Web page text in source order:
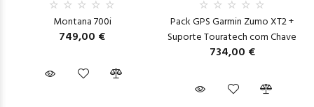
Montana 700i
749,00 €
Pack GPS Garmin Zumo XT2 +
Suporte Touratech com Chave
734,00 €